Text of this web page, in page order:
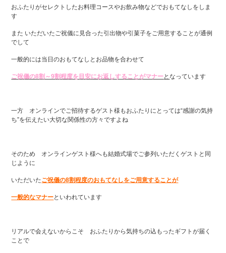
おふたりがセレクトしたお料理コースやお飲み物などでおもてなしをしま
す
また いただいたご祝儀に見合った引出物や引菓子をご用意することが通例
でして
一般的には当日のおもてなしとお品物を合わせて
ご祝儀の8割～9割程度を目安にお返しすることがマナーとなっています
一方 オンラインでご招待するゲスト様もおふたりにとっては“感謝の気持
ち”を伝えたい大切な関係性の方々ですよね
そのため オンラインゲスト様へも結婚式場でご参列いただくゲストと同
じように
いただいたご祝儀の8割程度のおもてなしをご用意することが
一般的なマナーといわれています
リアルで会えないからこそ おふたりから気持ちの込もったギフトが届く
ことで